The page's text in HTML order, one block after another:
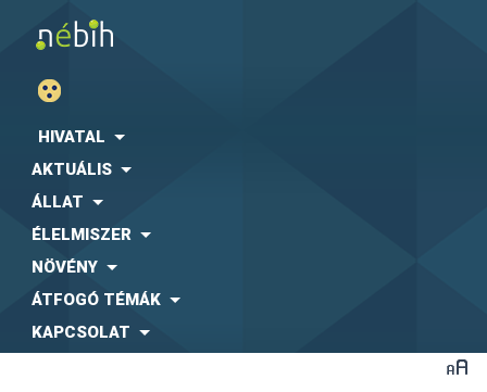
HIVATAL
AKTUÁLIS
ÁLLAT
ÉLELMISZER
NÖVÉNY
ÁTFOGÓ TÉMÁK
KAPCSOLAT